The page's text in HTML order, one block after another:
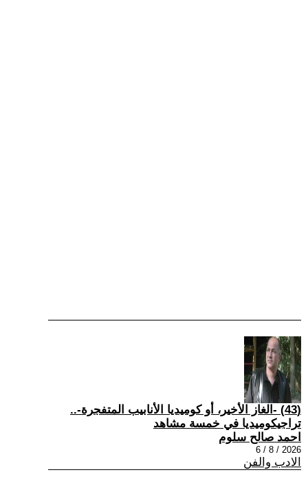
(43) -الغاز الأخير، أو كوميديا الأنابيب المتفجرة-..
تراجيكوميديا في خمسة مشاهد
احمد صالح سلوم
2026 / 8 / 6
الادب والفن